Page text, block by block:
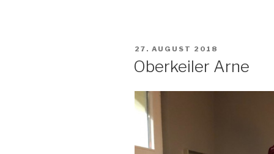
VERÖFFENTLICHT
27. AUGUST 2018
Oberkeiler Arne